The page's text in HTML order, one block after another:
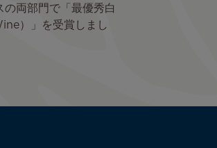
両部門で「最優秀白
）」を受賞しまし